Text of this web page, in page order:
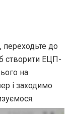
до
створити ЕЦП-
на
і заходимо